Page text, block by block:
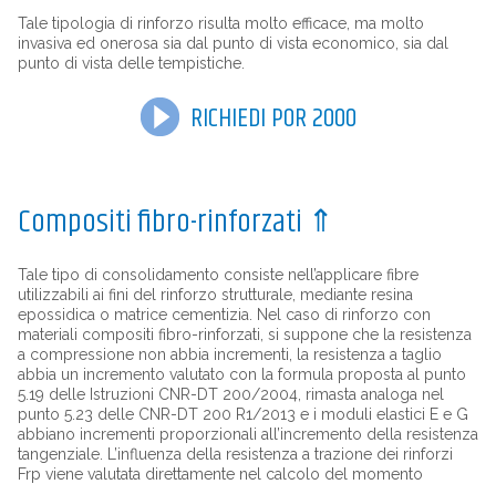
Tale tipologia di rinforzo risulta molto efficace, ma molto
invasiva ed onerosa sia dal punto di vista economico, sia dal
punto di vista delle tempistiche.
RICHIEDI POR 2000
Compositi fibro-rinforzati ⇑
Tale tipo di consolidamento consiste nell’applicare fibre
utilizzabili ai fini del rinforzo strutturale, mediante resina
epossidica o matrice cementizia. Nel caso di rinforzo con
materiali compositi fibro-rinforzati, si suppone che la resistenza
a compressione non abbia incrementi, la resistenza a taglio
abbia un incremento valutato con la formula proposta al punto
5.19 delle Istruzioni CNR-DT 200/2004, rimasta analoga nel
punto 5.23 delle CNR-DT 200 R1/2013 e i moduli elastici E e G
abbiano incrementi proporzionali all’incremento della resistenza
tangenziale. L’influenza della resistenza a trazione dei rinforzi
Frp viene valutata direttamente nel calcolo del momento